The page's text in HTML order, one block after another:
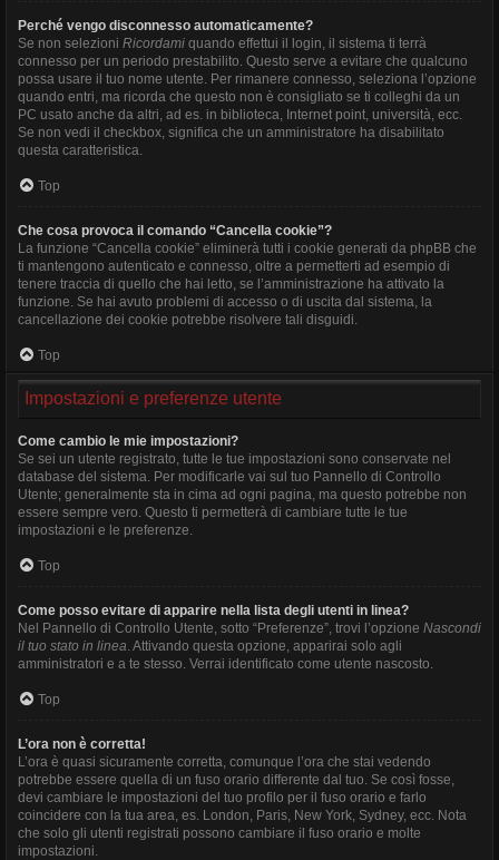
Perché vengo disconnesso automaticamente?
Se non selezioni Ricordami quando effettui il login, il sistema ti terrà
connesso per un periodo prestabilito. Questo serve a evitare che qualcuno
possa usare il tuo nome utente. Per rimanere connesso, seleziona l’opzione
quando entri, ma ricorda che questo non è consigliato se ti colleghi da un
PC usato anche da altri, ad es. in biblioteca, Internet point, università, ecc.
Se non vedi il checkbox, significa che un amministratore ha disabilitato
questa caratteristica.
Top
Che cosa provoca il comando “Cancella cookie”?
La funzione “Cancella cookie” eliminerà tutti i cookie generati da phpBB che
ti mantengono autenticato e connesso, oltre a permetterti ad esempio di
tenere traccia di quello che hai letto, se l’amministrazione ha attivato la
funzione. Se hai avuto problemi di accesso o di uscita dal sistema, la
cancellazione dei cookie potrebbe risolvere tali disguidi.
Top
Impostazioni e preferenze utente
Come cambio le mie impostazioni?
Se sei un utente registrato, tutte le tue impostazioni sono conservate nel
database del sistema. Per modificarle vai sul tuo Pannello di Controllo
Utente; generalmente sta in cima ad ogni pagina, ma questo potrebbe non
essere sempre vero. Questo ti permetterà di cambiare tutte le tue
impostazioni e le preferenze.
Top
Come posso evitare di apparire nella lista degli utenti in linea?
Nel Pannello di Controllo Utente, sotto “Preferenze”, trovi l’opzione Nascondi
il tuo stato in linea. Attivando questa opzione, apparirai solo agli
amministratori e a te stesso. Verrai identificato come utente nascosto.
Top
L’ora non è corretta!
L’ora è quasi sicuramente corretta, comunque l’ora che stai vedendo
potrebbe essere quella di un fuso orario differente dal tuo. Se così fosse,
devi cambiare le impostazioni del tuo profilo per il fuso orario e farlo
coincidere con la tua area, es. London, Paris, New York, Sydney, ecc. Nota
che solo gli utenti registrati possono cambiare il fuso orario e molte
impostazioni.